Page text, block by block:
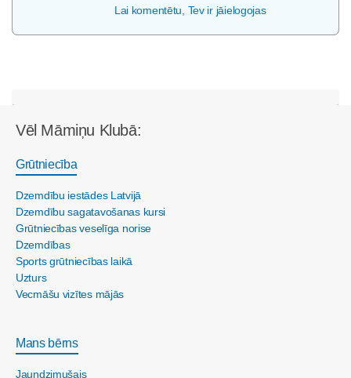
Lai komentētu, Tev ir jāielogojas
Vēl Māmiņu Klubā:
Grūtniecība
Dzemdību iestādes Latvijā
Dzemdību sagatavošanas kursi
Grūtniecības veselīga norise
Dzemdības
Sports grūtniecības laikā
Uzturs
Vecmāšu vizītes mājās
Mans bērns
Jaundzimušais